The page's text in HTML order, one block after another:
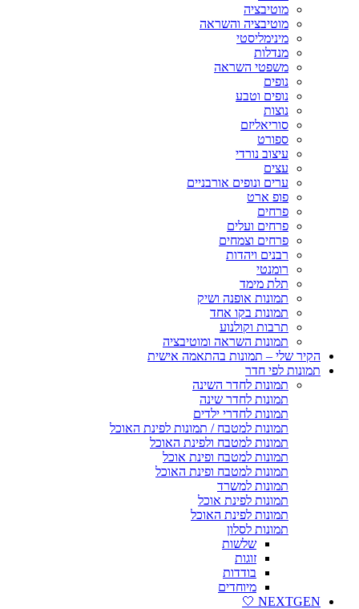
מוטיבציה
מוטיבציה והשראה
מינימליסטי
מנדלות
משפטי השראה
נופים
נופים וטבע
נוצות
סוריאליזם
ספורט
עיצוב נורדי
עצים
ערים ונופים אורבניים
פופ ארט
פרחים
פרחים ועלים
פרחים וצמחים
רבנים ויהדות
רומנטי
תלת מימד
תמונות אופנה ושיק
תמונות בקו אחד
תרבות וקולנוע
תמונות השראה ומוטיבציה
הקיר שלי – תמונות בהתאמה אישית
תמונות לפי חדר
תמונות לחדר השינה
תמונות לחדר שינה
תמונות לחדרי ילדים
תמונות למטבח / תמונות לפינת האוכל
תמונות למטבח ולפינת האוכל
תמונות למטבח ופינת אוכל
תמונות למטבח ופינת האוכל
תמונות למשרד
תמונות לפינת אוכל
תמונות לפינת האוכל
תמונות לסלון
שלשות
זוגות
בודדות
מיוחדים
NEXTGEN 🤍